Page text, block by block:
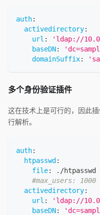
auth:
activedirectory:
url :
'ldap://
baseDN:
domainSuffix:
多个身份验证插件
这在技术上是可行的，因此
行解析。
auth:
htpasswd :
file:
./htpasswd
#max_users: 1000
activedirectory:
url :
'ldap://
baseDN: